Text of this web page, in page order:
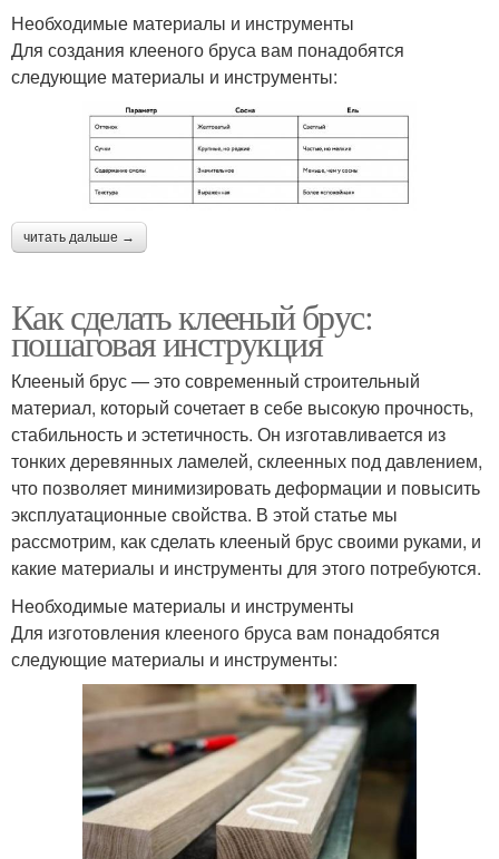
Необходимые материалы и инструменты
Для создания клееного бруса вам понадобятся
следующие материалы и инструменты:
читать дальше →
Как сделать клееный брус:
пошаговая инструкция
Клееный брус — это современный строительный
материал, который сочетает в себе высокую прочность,
стабильность и эстетичность. Он изготавливается из
тонких деревянных ламелей, склеенных под давлением,
что позволяет минимизировать деформации и повысить
эксплуатационные свойства. В этой статье мы
рассмотрим, как сделать клееный брус своими руками, и
какие материалы и инструменты для этого потребуются.
Необходимые материалы и инструменты
Для изготовления клееного бруса вам понадобятся
следующие материалы и инструменты: